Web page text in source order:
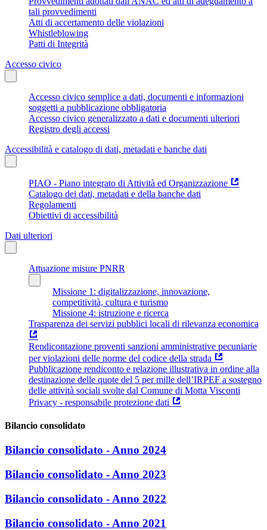
tali provvedimenti
Atti di accertamento delle violazioni
Whistleblowing
Patti di Integrità
Accesso civico
Accesso civico semplice a dati, documenti e informazioni
soggetti a pubblicazione obbligatoria
Accesso civico generalizzato a dati e documenti ulteriori
Registro degli accessi
Accessibilità e catalogo di dati, metadati e banche dati
PIAO - Piano integrato di Attività ed Organizzazione
Catalogo dei dati, metadati e della banche dati
Regolamenti
Obiettivi di accessibilità
Dati ulteriori
Attuazione misure PNRR
Missione 1: digitalizzazione, innovazione,
competitività, cultura e turismo
Missione 4: istruzione e ricerca
Trasparenza dei servizi pubblici locali di rilevanza economica
Rendicontazione proventi sanzioni amministrative pecuniarie
per violazioni delle norme del codice della strada
Pubblicazione rendiconto e relazione illustrativa in ordine alla
destinazione delle quote del 5 per mille dell’IRPEF a sostegno
delle attività sociali svolte dal Comune di Motta Visconti
Privacy - responsabile protezione dati
Bilancio consolidato
Bilancio consolidato - Anno 2024
Bilancio consolidato - Anno 2023
Bilancio consolidato - Anno 2022
Bilancio consolidato - Anno 2021